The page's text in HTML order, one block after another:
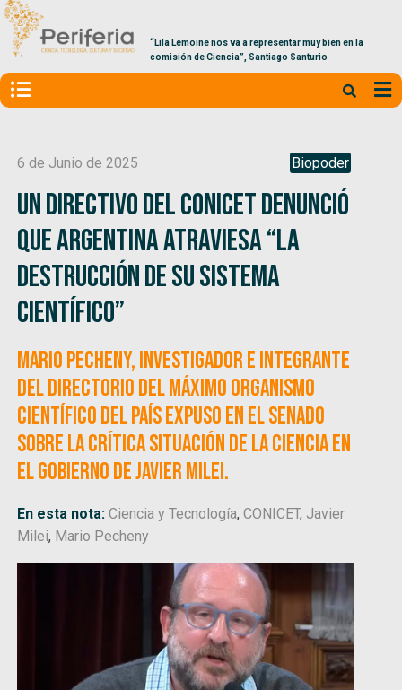
“Lila Lemoine nos va a representar muy bien en la
comisión de Ciencia”, Santiago Santurio
6 de Junio de 2025 Biopoder
Un directivo del CONICET denunció
que Argentina atraviesa “la
destrucción de su sistema
científico”
Mario Pecheny, investigador e integrante
del directorio del máximo organismo
científico del país expuso en el Senado
sobre la crítica situación de la ciencia en
el gobierno de Javier Milei.
En esta nota:Ciencia y Tecnología,CONICET, Javier
Milei, Mario Pecheny